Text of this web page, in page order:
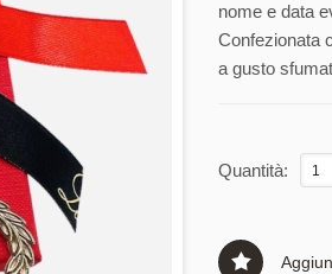
nome e data
Confezionata
a gusto
Quantità: